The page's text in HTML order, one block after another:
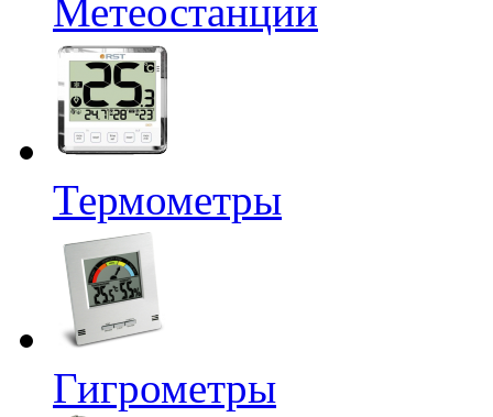
Метеостанции
Термометры
Гигрометры